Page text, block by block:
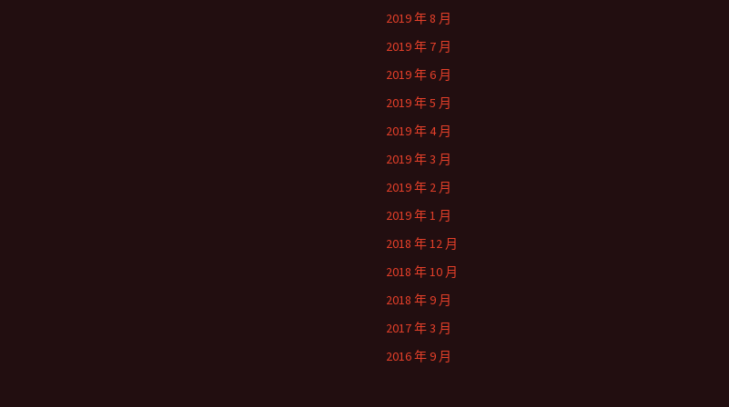
2019 年 8 月
2019 年 7 月
2019 年 6 月
2019 年 5 月
2019 年 4 月
2019 年 3 月
2019 年 2 月
2019 年 1 月
2018 年 12 月
2018 年 10 月
2018 年 9 月
2017 年 3 月
2016 年 9 月